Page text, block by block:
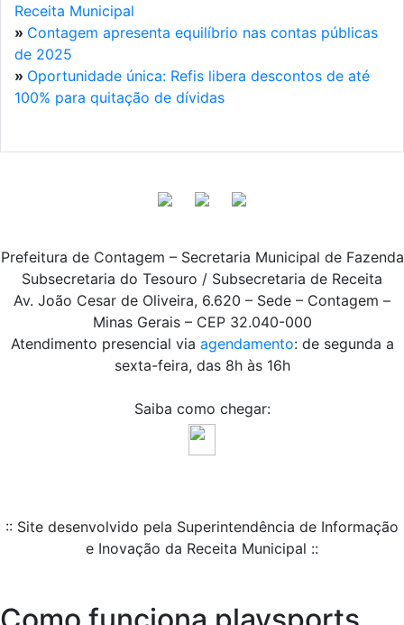
Receita Municipal
» Contagem apresenta equilíbrio nas contas públicas
de 2025
» Oportunidade única: Refis libera descontos de até
100% para quitação de dívidas
Prefeitura de Contagem – Secretaria Municipal de Fazenda
Subsecretaria do Tesouro / Subsecretaria de Receita
Av. João Cesar de Oliveira, 6.620 – Sede – Contagem –
Minas Gerais – CEP 32.040-000
Atendimento presencial via agendamento: de segunda a
sexta-feira, das 8h às 16h
Saiba como chegar:
:: Site desenvolvido pela Superintendência de Informação
e Inovação da Receita Municipal ::